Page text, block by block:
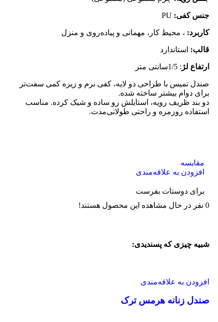
جنس کفی:
کاربرد: ، محیط کار، مهمانی و پیاده‌روی و منزل
قالب: استاندارد
ارتفاع لژ : 1/5سانتی متر
صندل تمیس با طراحی دو لایه، کفی نرم و زیره کمی سفت‌تر
برای دوام بیشتر ساخته شده.
دو بند ظریف رویه، استایلش رو ساده و شیک کرده. مناسب
استفاده روزمره و راحتی طولانی‌مدت.
مقایسه
افزودن به علاقه‌مندی
برای دوستات بفرست
0 نفر در حال مشاهده این محصول هستند!
شبیه چیزی که پسندیدی:
افزودن به علاقه‌مندی
صندل زنانه هرمس ترک